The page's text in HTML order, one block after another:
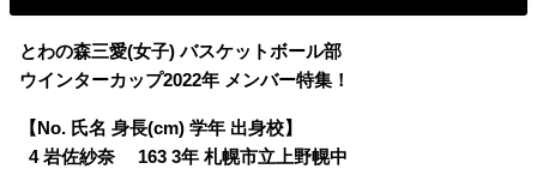
とわの森三愛(女子) バスケットボール部
ウインターカップ2022年 メンバー特集！
【No. 氏名 身長(cm) 学年 出身校】
04 岩佐紗奈 163 3年 札幌市立上野幌中